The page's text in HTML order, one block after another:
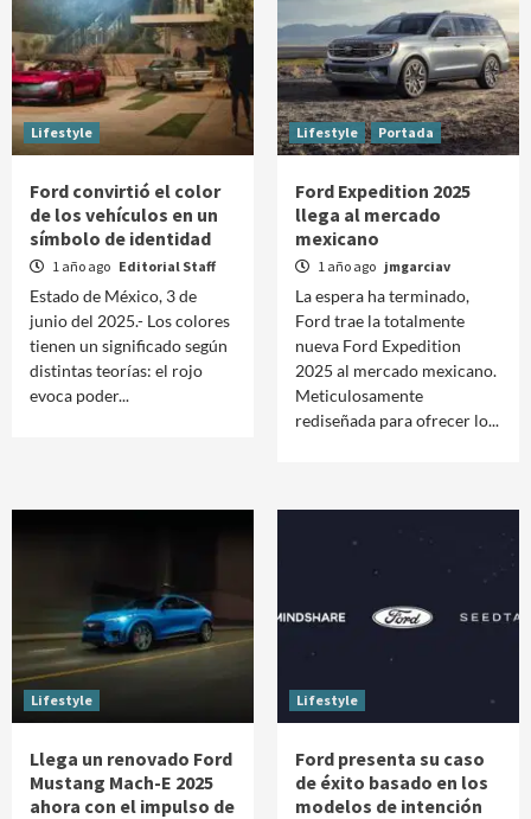
Lifestyle
Ford convirtió el color
de los vehículos en un
símbolo de identidad
1 año ago Editorial Staff
Estado de México, 3 de
junio del 2025.- Los colores
tienen un significado según
distintas teorías: el rojo
evoca poder...
Lifestyle Portada
Ford Expedition 2025
llega al mercado
mexicano
1 año ago jmgarciav
La espera ha terminado,
Ford trae la totalmente
nueva Ford Expedition
2025 al mercado mexicano.
Meticulosamente
rediseñada para ofrecer lo...
Lifestyle
Llega un renovado Ford
Mustang Mach-E 2025
ahora con el impulso de
Lifestyle
Ford presenta su caso
de éxito basado en los
modelos de intención